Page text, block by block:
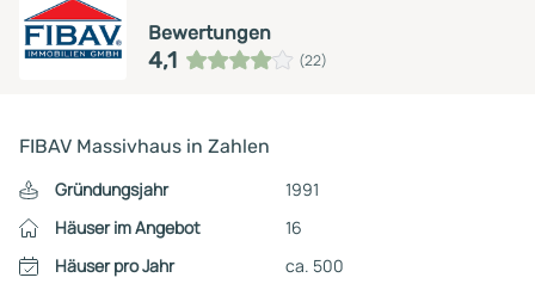
Bewertungen
4,1 (22)
FIBAV Massivhaus in Zahlen
Gründungsjahr
1991
Häuser im Angebot
16
Häuser pro Jahr
ca. 500